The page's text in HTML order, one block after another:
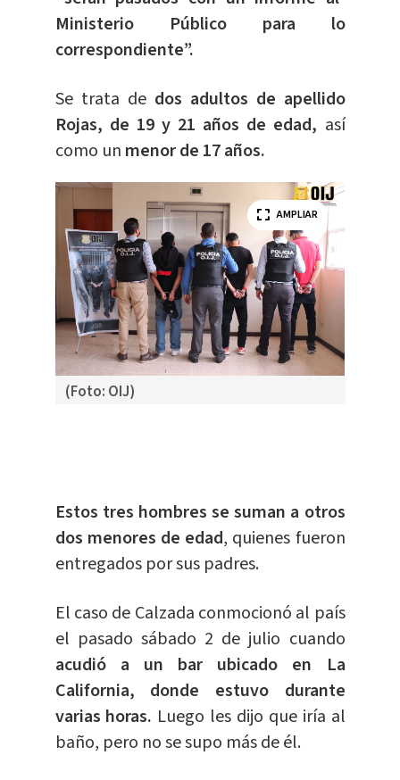
Ministerio Público para lo
correspondiente”.
Se trata dedos adultos de apellido
Rojas, de 19 y 21 años de edad, así
como un menor de 17 años.
(Foto: OIJ)
AMPLIAR
Estos tres hombres se suman a otros
dos menores de edad, quienes fueron
entregados por sus padres.
El caso de Calzada conmocionó al país
el pasado sábado 2 de julio cuando
acudió a un bar ubicado en La
California, donde estuvo durante
varias horas. Luego les dijo que iría al
baño, pero no se supo más de él.